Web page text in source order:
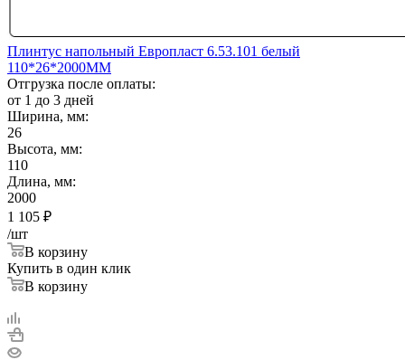
Плинтус напольный Европласт 6.53.101 белый
110*26*2000ММ
Отгрузка после оплаты:
от 1 до 3 дней
Ширина, мм:
26
Высота, мм:
110
Длина, мм:
2000
1 105 ₽
/шт
В корзину
Купить в один клик
В корзину